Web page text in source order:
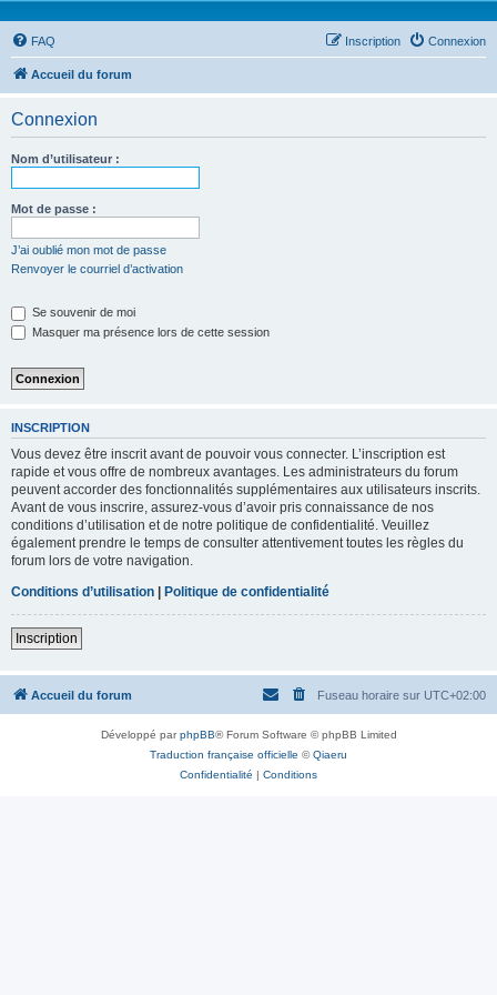
FAQ Connexion
Inscription
Accueil du forum
Connexion
Nom d’utilisateur :
Mot de passe :
J’ai oublié mon mot de passe
Renvoyer le courriel d’activation
Se souvenir de moi
Masquer ma présence lors de cette session
INSCRIPTION
Vous devez être inscrit avant de pouvoir vous connecter. L’inscription est
rapide et vous offre de nombreux avantages. Les administrateurs du forum
peuvent accorder des fonctionnalités supplémentaires aux utilisateurs inscrits.
Avant de vous inscrire, assurez-vous d’avoir pris connaissance de nos
conditions d’utilisation et de notre politique de confidentialité. Veuillez
également prendre le temps de consulter attentivement toutes les règles du
forum lors de votre navigation.
Conditions d’utilisation | Politique de confidentialité
Inscription
Accueil du forum Fuseau horaire sur UTC+02:00
Développé parphpBB® Forum Software © phpBB Limited
Traduction française officielle ©Qiaeru
Confidentialité | Conditions